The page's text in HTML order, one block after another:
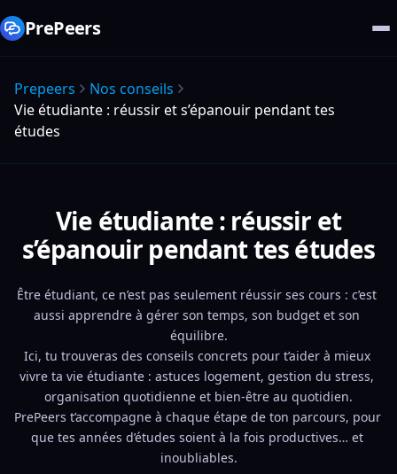
PrePeers
Prepeers
Nos conseils
Vie étudiante : réussir et s’épanouir pendant tes
études
Vie étudiante : réussir et
s’épanouir pendant tes études
Être étudiant, ce n’est pas seulement réussir ses cours : c’est
aussi apprendre à gérer son temps, son budget et son
équilibre.
Ici, tu trouveras des conseils concrets pour t’aider à mieux
vivre ta vie étudiante : astuces logement, gestion du stress,
organisation quotidienne et bien-être au quotidien.
PrePeers t’accompagne à chaque étape de ton parcours, pour
que tes années d’études soient à la fois productives… et
inoubliables.